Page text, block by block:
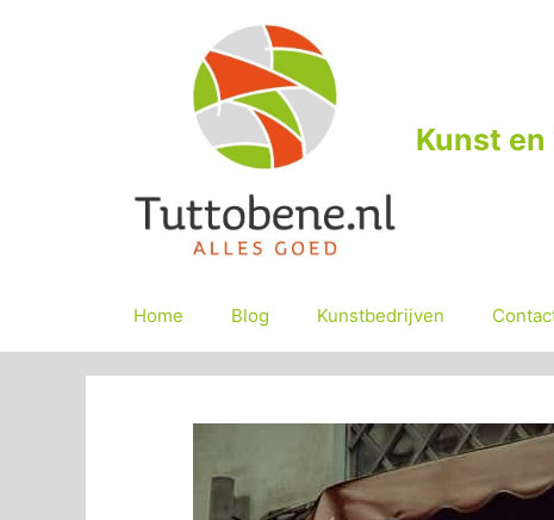
Kunst
Home Blog Kunstbedrijven